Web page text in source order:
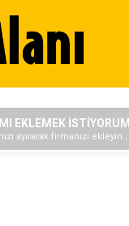
EKLEMEK İSTİYORUM
ayırarak firmanızı ekleyin..